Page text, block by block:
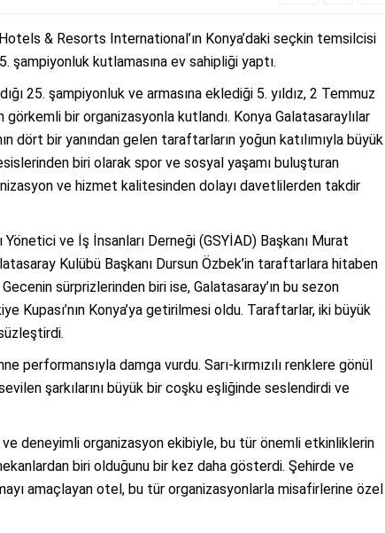
& Resorts International’ın Konya’daki seçkin temsilcisi
şampiyonluk kutlamasına ev sahipliği yaptı.
25. şampiyonluk ve armasına eklediği 5. yıldız, 2 Temmuz
görkemli bir organizasyonla kutlandı. Konya Galatasaraylılar
dört bir yanından gelen taraftarların yoğun katılımıyla büyük
biri olarak spor ve sosyal yaşamı buluşturan
ve hizmet kalitesinden dolayı davetlilerden takdir
ve İş İnsanları Derneği (GSYİAD) Başkanı Murat
Kulübü Başkanı Dursun Özbek’in taraftarlara hitaben
sürprizlerinden biri ise, Galatasaray’ın bu sezon
Kupası’nın Konya’ya getirilmesi oldu. Taraftarlar, iki büyük
performansıyla damga vurdu. Sarı-kırmızılı renklere gönül
şarkılarını büyük bir coşku eşliğinde seslendirdi ve
deneyimli organizasyon ekibiyle, bu tür önemli etkinliklerin
biri olduğunu bir kez daha gösterdi. Şehirde ve
amaçlayan otel, bu tür organizasyonlarla misafirlerine özel